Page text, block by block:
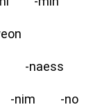
-naess
-nim -no